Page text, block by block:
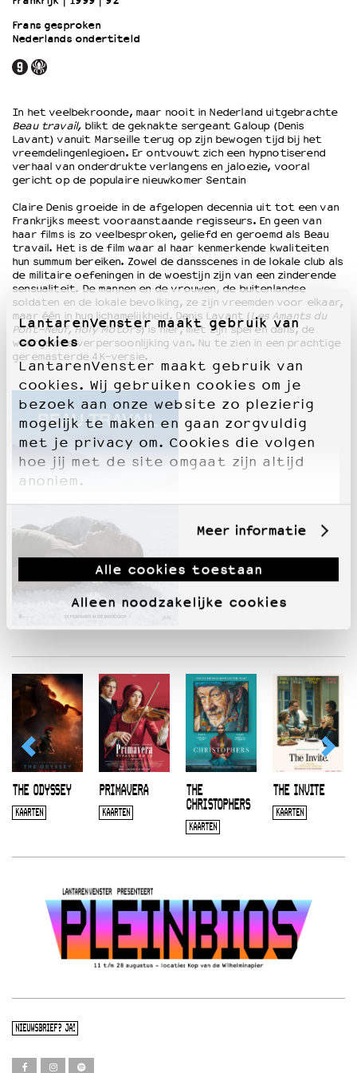
LantarenVenster maakt gebruik van
cookies
LantarenVenster maakt gebruik van
cookies. Wij gebruiken cookies om je
bezoek aan onze website zo plezierig
mogelijk te maken en gaan zorgvuldig
met je privacy om. Cookies die volgen
hoe jij met de site omgaat zijn altijd
anoniem.
Meer informatie
Alle cookies toestaan
Alleen noodzakelijke cookies
OVER LANTARENVENSTER
Wat we doen
Word vriend
Historie
Partners
Huisregels
Integriteits- en gedragscode
Duurzaamheid
Culturele boycot Israël
Ruimte voor artistieke vrijheid – VNPF
Frans gesproken
Nederlands ondertiteld
In het veelbekroonde, maar nooit in Nederland uitgebrachte
Beau travail,blikt de geknakte sergeant Galoup (Denis
Lavant) vanuit Marseille terug op zijn bewogen tijd bij het
vreemdelingenlegioen. Er ontvouwt zich een hypnotiserend
verhaal van onderdrukte verlangens en jaloezie, vooral
gericht op de populaire nieuwkomer Sentain
Claire Denis groeide in de afgelopen decennia uit tot een van
Frankrijks meest vooraanstaande regisseurs. En geen van
haar films is zo veelbesproken, geliefd en geroemd als Beau
travail. Het is de film waar al haar kenmerkende kwaliteiten
hun summum bereiken. Zowel de dansscenes in de lokale club als
de militaire oefeningen in de woestijn zijn van een zinderende
sensualiteit. De mannen en de vrouwen, de buitenlandse
soldaten en de lokale bevolking, ze zijn vreemden voor elkaar,
maar één in hun lichamelijkheid. Denis Lavant (Les Amants du
Pont-Neuf, Holy Motors) is hier, met zijn spel en dans, de
weergaloze verpersoonlijking van. Nu te zien in een prachtige
geremasterde 4K-versie.
THE ODYSSEY
KAARTEN
PRIMAVERA
KAARTEN
THE
CHRISTOPHERS
KAARTEN
THE INVITE
KAARTEN
NIEUWSBRIEF? JA!